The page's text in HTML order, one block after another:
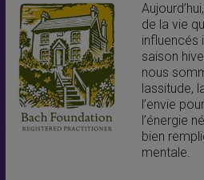
de la vie
influencés
saison
nous
lassitude,
l’envie
l’énergie
bien
mentale.